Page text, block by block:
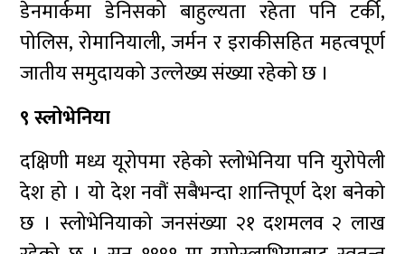
डेनमार्कमा डेनिसको बाहुल्यता रहेता पनि टर्की,
पोलिस, रोमानियाली, जर्मन र इराकीसहित महत्वपूर्ण
जातीय समुदायको उल्लेख्य संख्या रहेको छ ।
९ स्लोभेनिया
दक्षिणी मध्य यूरोपमा रहेको स्लोभेनिया पनि युरोपेली
देश हो । यो देश नवौं सबैभन्दा शान्तिपूर्ण देश बनेको
छ । स्लोभेनियाको जनसंख्या २१ दशमलव २ लाख